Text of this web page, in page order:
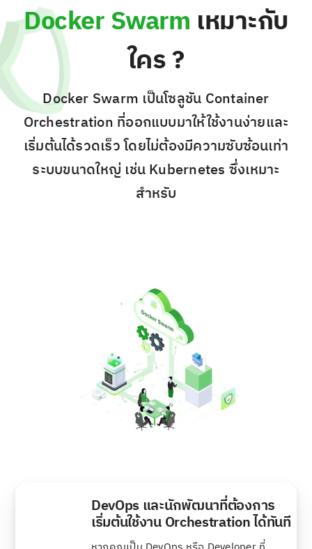
Docker Swarm เหมาะกับ
ใคร ?
Docker Swarm เป็นโซลูชัน Container
Orchestration ที่ออกแบบมาให้ใช้งานง่ายและ
เริ่มต้นได้รวดเร็ว โดยไม่ต้องมีความซับซ้อนเท่า
ระบบขนาดใหญ่ เช่น Kubernetes ซึ่งเหมาะ
สำหรับ
DevOps และนักพัฒนาที่ต้องการ
เริ่มต้นใช้งาน Orchestration ได้ทันที